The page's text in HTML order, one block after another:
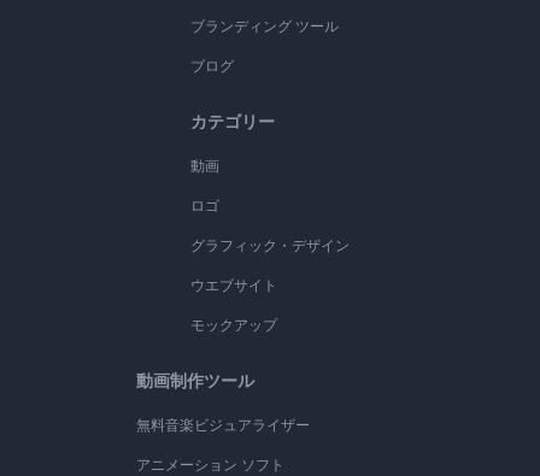
ブランディング ツール
ブログ
カテゴリー
動画
ロゴ
グラフィック・デザイン
ウエブサイト
モックアップ
動画制作ツール
無料音楽ビジュアライザー
アニメーション ソフト